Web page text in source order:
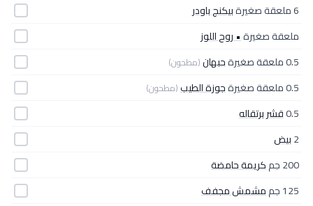
6 ملعقة صغيرة
بيكنج باودر
ملعقة صغيرة• روح اللوز
0.5 ملعقة صغيرة
حبهان(مطحون)
0.5 ملعقة صغيرة جوزة الطيب(مطحون)
0.5قشر برتقاله
2بيض
200 جم
كريمة حامضة
125 جم
مشمش مجفف